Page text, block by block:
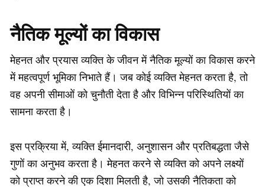
नैतिक मूल्यों का विकास
मेहनत और प्रयास व्यक्ति के जीवन में नैतिक मूल्यों का विकास करने
में महत्वपूर्ण भूमिका निभाते हैं। जब कोई व्यक्ति मेहनत करता है, तो
वह अपनी सीमाओं को चुनौती देता है और विभिन्न परिस्थितियों का
सामना करता है।
इस प्रक्रिया में, व्यक्ति ईमानदारी, अनुशासन और प्रतिबद्धता जैसे
गुणों का अनुभव करता है। मेहनत करने से व्यक्ति को अपने लक्ष्यों
को प्राप्त करने की एक दिशा मिलती है, जो उसकी नैतिकता को